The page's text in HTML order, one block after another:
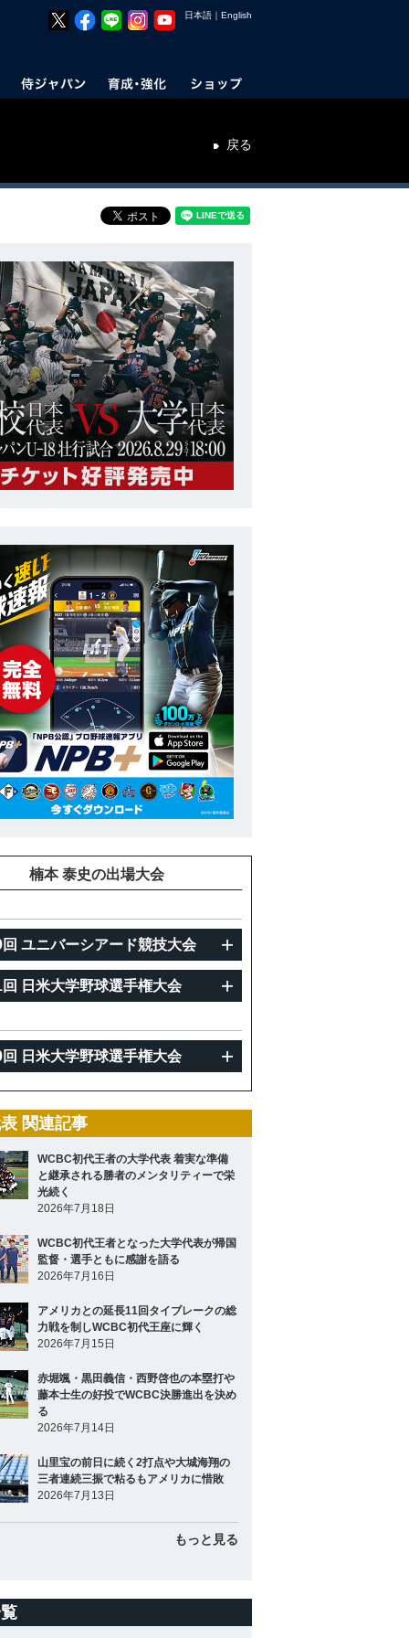
日本語 ｜ English
戻る
学
第41回 日米大学野球選手権大会
号
7
180cm 投打
楠本 泰史の出場大会
ユニバーシアード競技大会
日米大学野球選手権大会
日米大学野球選手権大会
関連記事
WCBC初代王者の大学代表 着実な準備
と継承される勝者のメンタリティーで栄
光続く
2026年7月18日
WCBC初代王者となった大学代表が帰国
監督・選手ともに感謝を語る
2026年7月16日
アメリカとの延長11回タイブレークの総
力戦を制しWCBC初代王座に輝く
2026年7月15日
赤堀颯・黒田義信・西野啓也の本塁打や
藤本士生の好投でWCBC決勝進出を決め
る
2026年7月14日
山里宝の前日に続く2打点や大城海翔の
三者連続三振で粘るもアメリカに惜敗
2026年7月13日
もっと見る